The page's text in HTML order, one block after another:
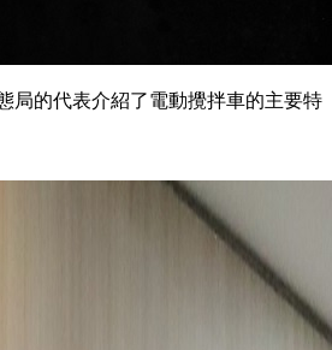
局的代表介紹了電動攪拌車的主要特